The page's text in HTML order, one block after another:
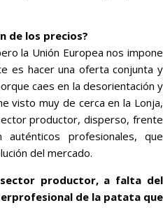
de los precios?
la Unión Europea nos impone
es hacer una oferta conjunta y
caes en la desorientación y
visto muy de cerca en la Lonja,
productor, disperso, frente
profesionales, que
del mercado.
sector productor, a falta del
de la patata que